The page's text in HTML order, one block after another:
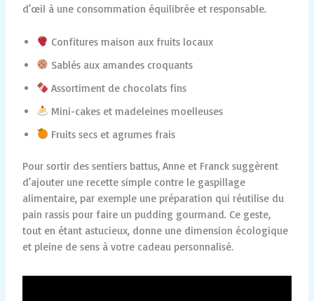
d’œil à une consommation équilibrée et responsable.
Confitures maison aux fruits locaux
Sablés aux amandes croquants
Assortiment de chocolats fins
Mini-cakes et madeleines moelleuses
Fruits secs et agrumes frais
Pour sortir des sentiers battus, Anne et Franck suggèrent
d’ajouter une recette simple contre le gaspillage
alimentaire, par exemple une préparation qui réutilise du
pain rassis pour faire un pudding gourmand. Ce geste,
tout en étant astucieux, donne une dimension écologique
et pleine de sens à votre cadeau personnalisé.